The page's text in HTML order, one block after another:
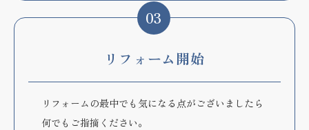
03
リフォーム開始
リフォームの最中でも気になる点がございましたら
何でもご指摘ください。